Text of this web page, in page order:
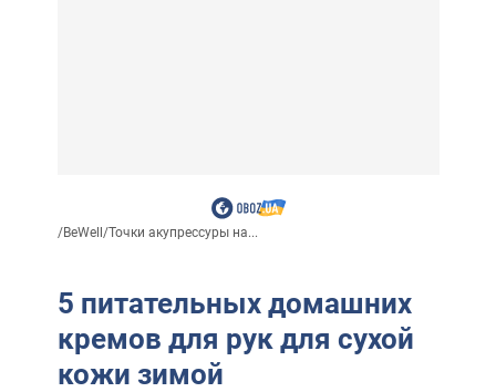
/BeWell/Точки акупрессуры на...
5 питательных домашних
кремов для рук для сухой
кожи зимой